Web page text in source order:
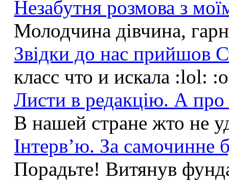
Незабутня розмова з
Молодчина дівчина,
Звідки до нас прийшов
класс что и искала :lol:
Листи в редакцію. А
В нашей стране жто не
Інтерв’ю. За самочинне
Порадьте! Витянув